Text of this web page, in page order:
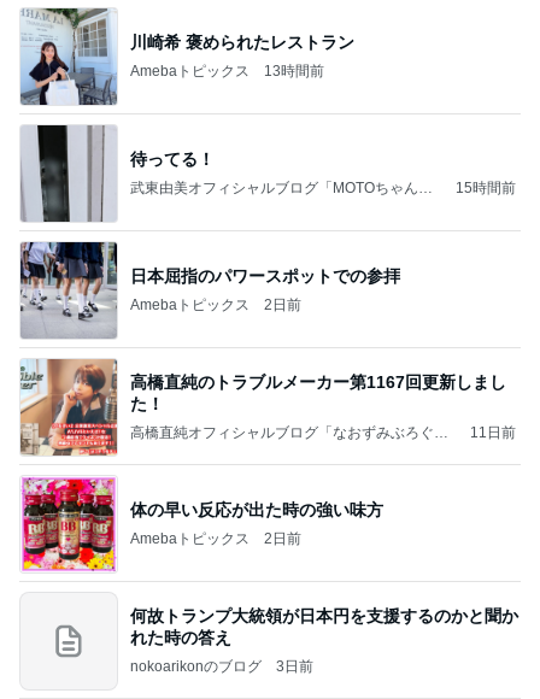
川崎希 褒められたレストラン
Amebaトピックス 13時間前
待ってる！
武東由美オフィシャルブログ「MOTOちゃんと
15時間前
日本屈指のパワースポットでの参拝
Amebaトピックス 2日前
高橋直純のトラブルメーカー第1167回更新しまし
た！
高橋直純オフィシャルブログ「なおずみぶろぐ」
11日前
体の早い反応が出た時の強い味方
Amebaトピックス 2日前
何故トランプ大統領が日本円を支援するのかと聞か
れた時の答え
nokoarikonのブログ 3日前